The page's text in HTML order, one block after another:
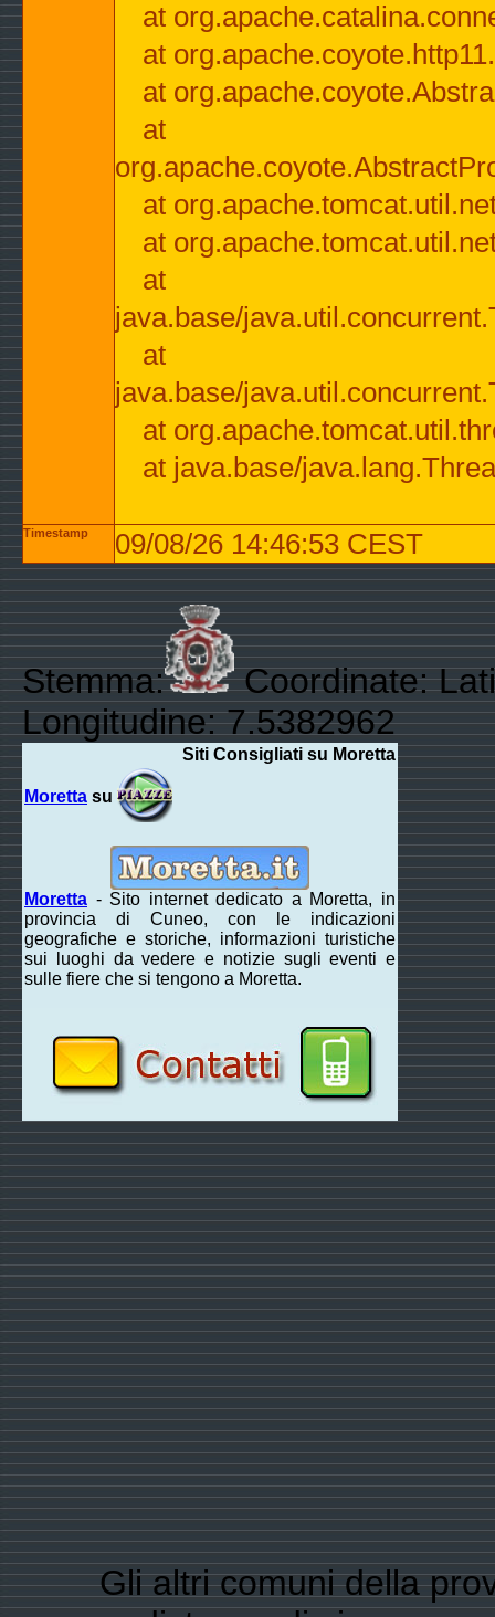
at
at
at
at
at
at
at
java.base/
at
java.base/
at
at java.base/
Timestamp 09/08/26 14:46:53 CEST
Stemma:
Coordinate:
Longitudine: 7.5382962
Siti Consigliati su Moretta
Moretta su
Moretta - Sito internet dedicato a Moretta, in
provincia di Cuneo, con le indicazioni
geografiche e storiche, informazioni turistiche
sui luoghi da vedere e notizie sugli eventi e
sulle fiere che si tengono a Moretta.
Gli altri comuni della